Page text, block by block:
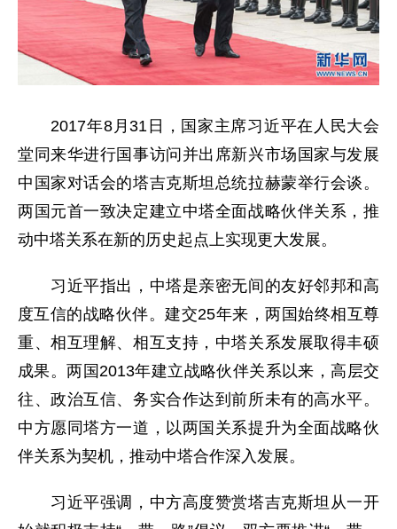
2017年8月31日，国家主席习近平在人民大会
堂同来华进行国事访问并出席新兴市场国家与发展
中国家对话会的塔吉克斯坦总统拉赫蒙举行会谈。
两国元首一致决定建立中塔全面战略伙伴关系，推
动中塔关系在新的历史起点上实现更大发展。
习近平指出，中塔是亲密无间的友好邻邦和高
度互信的战略伙伴。建交25年来，两国始终相互尊
重、相互理解、相互支持，中塔关系发展取得丰硕
成果。两国2013年建立战略伙伴关系以来，高层交
往、政治互信、务实合作达到前所未有的高水平。
中方愿同塔方一道，以两国关系提升为全面战略伙
伴关系为契机，推动中塔合作深入发展。
习近平强调，中方高度赞赏塔吉克斯坦从一开